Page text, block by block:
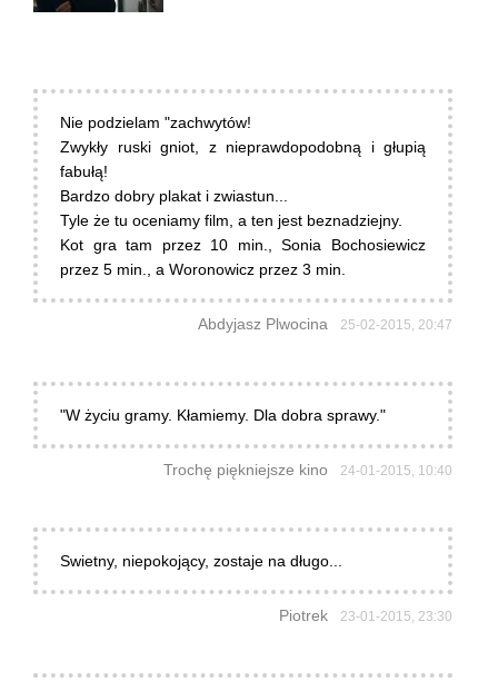
Nie podzielam "zachwytów!
Zwykły ruski gniot, z nieprawdopodobną i głupią
fabułą!
Bardzo dobry plakat i zwiastun...
Tyle że tu oceniamy film, a ten jest beznadziejny.
Kot gra tam przez 10 min., Sonia Bochosiewicz
przez 5 min., a Woronowicz przez 3 min.
Abdyjasz Plwocina 25-02-2015, 20:47
"W życiu gramy. Kłamiemy. Dla dobra sprawy."
Trochę piękniejsze kino 24-01-2015, 10:40
Swietny, niepokojący, zostaje na długo...
Piotrek 23-01-2015, 23:30